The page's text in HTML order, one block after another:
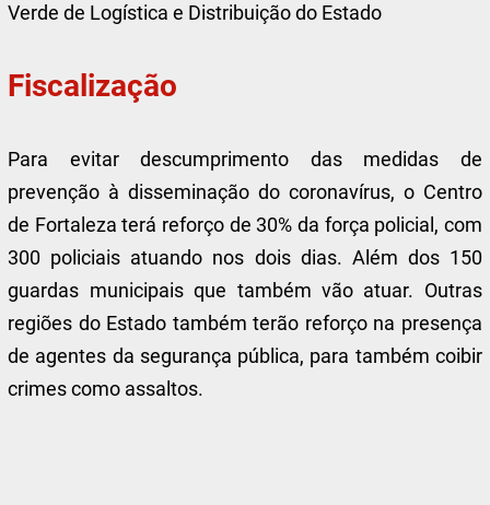
Verde de Logística e Distribuição do Estado
Fiscalização
Para evitar descumprimento das medidas de
prevenção à disseminação do coronavírus, o Centro
de Fortaleza terá reforço de 30% da força policial, com
300 policiais atuando nos dois dias. Além dos 150
guardas municipais que também vão atuar. Outras
regiões do Estado também terão reforço na presença
de agentes da segurança pública, para também coibir
crimes como assaltos.